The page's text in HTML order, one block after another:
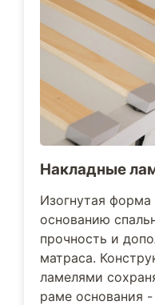
Накладные
Изогнутая
основанию
прочность и
матраса.
ламелями
раме основания